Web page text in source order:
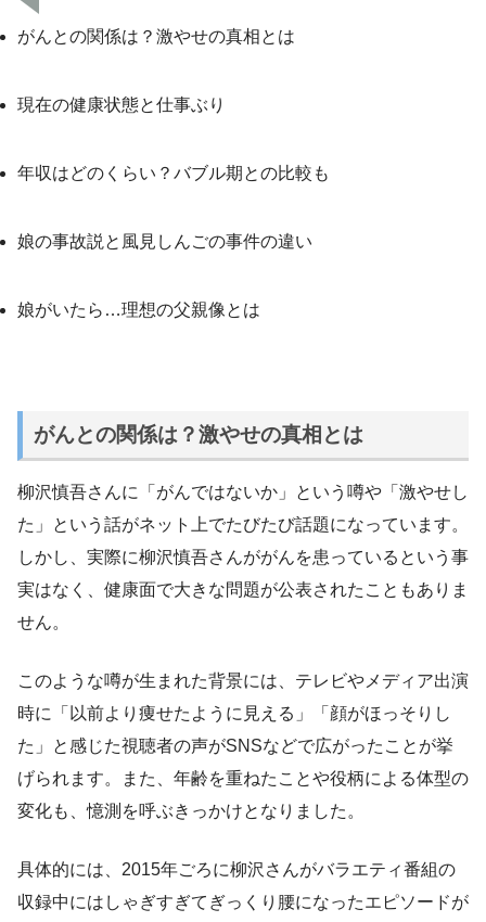
がんとの関係は？激やせの真相とは
現在の健康状態と仕事ぶり
年収はどのくらい？バブル期との比較も
娘の事故説と風見しんごの事件の違い
娘がいたら…理想の父親像とは
がんとの関係は？激やせの真相とは
柳沢慎吾さんに「がんではないか」という噂や「激やせし
た」という話がネット上でたびたび話題になっています。
しかし、実際に柳沢慎吾さんががんを患っているという事
実はなく、健康面で大きな問題が公表されたこともありま
せん。
このような噂が生まれた背景には、テレビやメディア出演
時に「以前より痩せたように見える」「顔がほっそりし
た」と感じた視聴者の声がSNSなどで広がったことが挙
げられます。また、年齢を重ねたことや役柄による体型の
変化も、憶測を呼ぶきっかけとなりました。
具体的には、2015年ごろに柳沢さんがバラエティ番組の
収録中にはしゃぎすぎてぎっくり腰になったエピソードが